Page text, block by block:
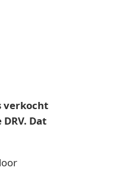
verkocht
Dat